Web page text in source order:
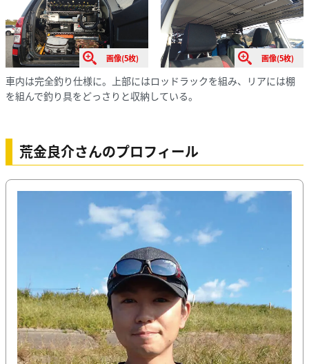
画像(5枚) 画像(5枚)
車内は完全釣り仕様に。上部にはロッドラックを組み、リアには棚
を組んで釣り具をどっさりと収納している。
荒金良介さんのプロフィール